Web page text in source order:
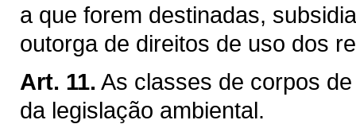
a que forem destinadas,
outorga de direitos de uso dos
Art. 11. As classes de corpos
da legislação ambiental.